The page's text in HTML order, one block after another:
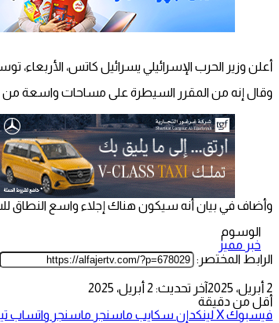
أعلن وزير الحرب الإسرائيلي يسرائيل كاتس،
وقال إنه من المقرر السيطرة على مساحات واسعة من
وأضاف في بيان أنه سيكون هناك إجلاء واسع النطاق
الوسوم
خبر مميز
الرابط المختصر:
2 أبريل، 2025
آخر تحديث: 2 أبريل، 2025
أقل من دقيقة
فيسبوك‫Xلينكدإن سكايب ماسنجر ماسنجر واتساب